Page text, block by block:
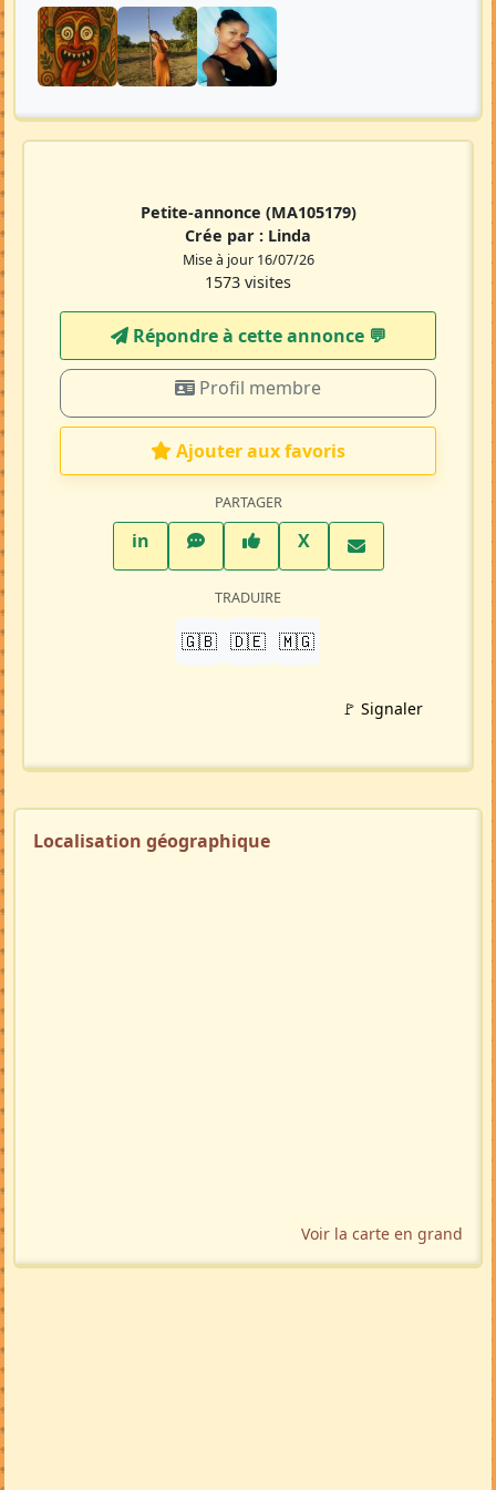
Petite-annonce (MA105179)
Crée par : Linda
Mise à jour 16/07/26
1573 visites
Répondre à cette annonce 💬​
Profil membre
Ajouter aux favoris
PARTAGER
inLinkedInWhatsAppFacebook
XTwitter X
TRADUIRE
🇬🇧 🇩🇪 🇲🇬
🚩 Signaler
Localisation géographique
Voir la carte en grand